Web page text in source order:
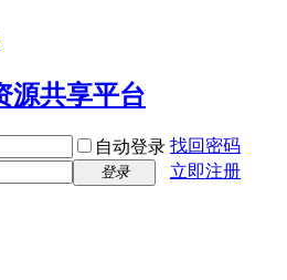
自动登录 找回密码
登录
立即注册